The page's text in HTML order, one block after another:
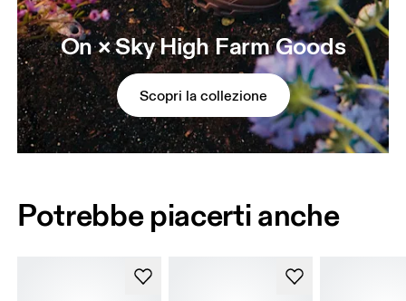
On × Sky High Farm Goods
Scopri la collezione
Potrebbe piacerti anche